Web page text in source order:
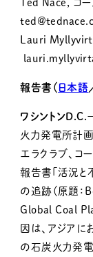
Ted Nace, コ
Lauri
報告書（ 日本語
ワシントンD.C.
火力発電所計画
エラクラブ、コ
報告書「活況
の追跡（原題
Global Coal
因は、アジアに
の石炭火力発